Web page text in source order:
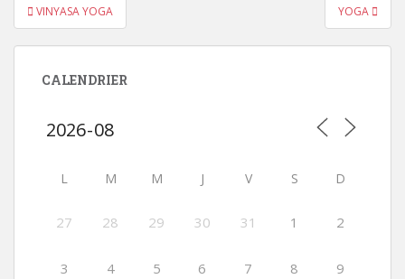
de
l’article
VINYASA YOGA YOGA
CALENDRIER
L M M J V S D
27 28 29 30 31 1 2
3 4 5 6 7 8 9